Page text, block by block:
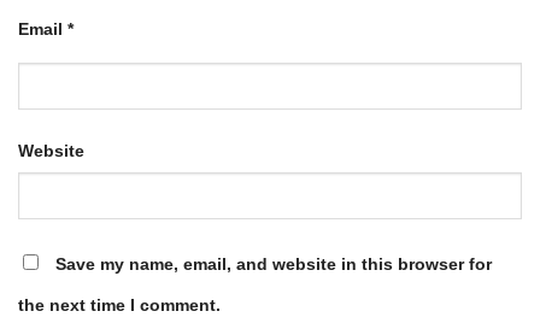
Email *
Website
Save my name, email, and website in this browser for
the next time I comment.